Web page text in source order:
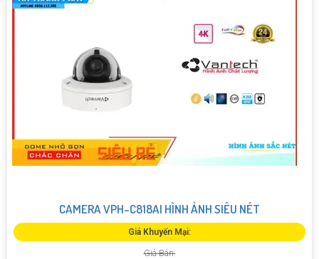
CAMERA VPH-C818AI HÌNH ẢNH SIÊU NÉT
Giá Khuyến Mại:
Giá Bán: